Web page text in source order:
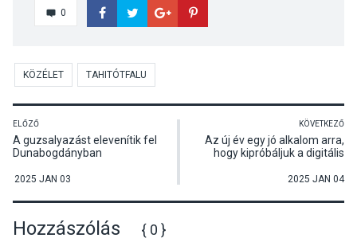
0
KÖZÉLET TAHITÓTFALU
ELŐZŐ
A guzsalyazást elevenítik fel
Dunabogdányban
2025 JAN 03
KÖVETKEZŐ
Az új év egy jó alkalom arra,
hogy kipróbáljuk a digitális
2025 JAN 04
Hozzászólás { 0 }